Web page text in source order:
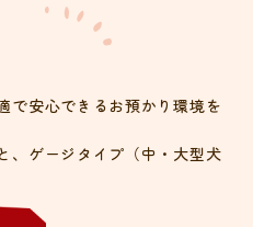
で安心できるお預かり環境を
、ゲージタイプ（中・大型犬